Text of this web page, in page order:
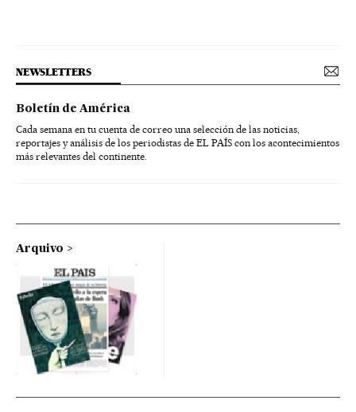
NEWSLETTERS
Boletín de América
Cada semana en tu cuenta de correo una selección de las noticias,
reportajes y análisis de los periodistas de EL PAÍS con los acontecimientos
más relevantes del continente.
Arquivo